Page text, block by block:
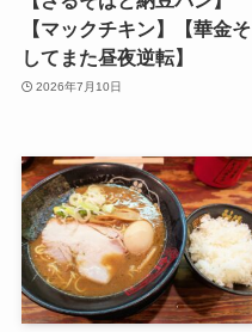
【マックチキン】【華金そ
してまた昼夜逆転】
2026年7月10日